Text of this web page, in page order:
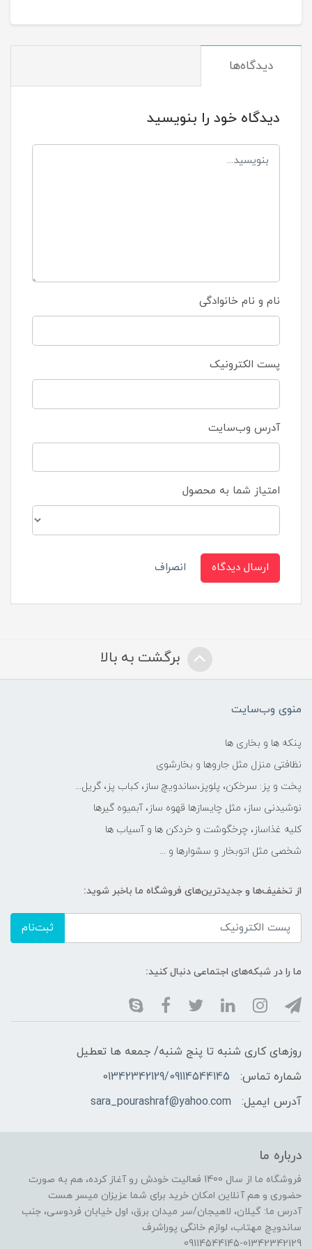
دیدگاه‌ها
دیدگاه خود را بنویسید
نام و نام خانوادگی
پست الکترونیک
آدرس وب‌سایت
امتیاز شما به محصول
ارسال دیدگاه انصراف
برگشت به بالا
منوی وب‌سایت
پنکه ها و بخاری ها
نظافتی منزل مثل جاروها و بخارشوی
پخت و پز: سرخکن، پلوپز،ساندویچ ساز، کباب پز، گریل...
نوشیدنی ساز، مثل چایسازها قهوه ساز، آبمیوه گیرها
کلیه غذاساز، چرخگوشت و خردکن ها و آسیاب ها
شخصی مثل اتوبخار و سشوارها و ...
از تخفیف‌ها و جدیدترین‌های فروشگاه ما باخبر شوید:
ثبت‌نام
ما را در شبکه‌های اجتماعی دنبال کنید:
روزهای کاری شنبه تا پنج شنبه/ جمعه ها تعطیل
شماره تماس:
01342342129/09114544145
آدرس ایمیل:
sara_pourashraf@yahoo.com
درباره ما
فروشگاه ما از سال 1400 فعالیت خودش رو آغاز کرده، هم به صورت
حضوری و هم آنلاین امکان خرید برای شما عزیزان میسر هست
آدرس ما: گیلان، لاهیجان/سر میدان برق، اول خیابان فردوسی، جنب
ساندویچ مهتاب، لوازم خانگی پوراشرف
09114544145-01342342129